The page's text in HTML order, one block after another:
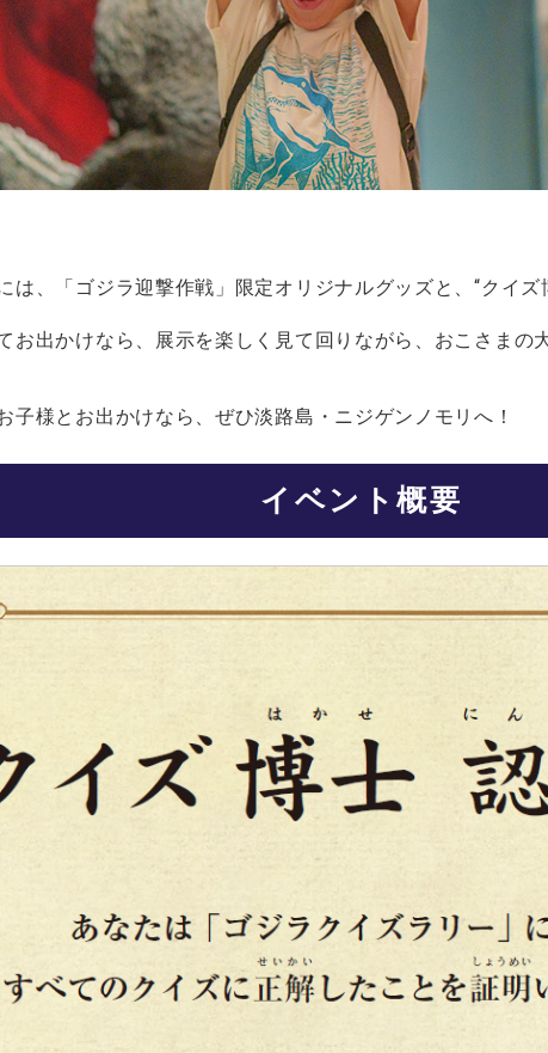
は、「ゴジラ迎撃作戦」限定オリジナルグッズと、“クイズ
お出かけなら、展示を楽しく見て回りながら、おこさまの
子様とお出かけなら、ぜひ淡路島・ニジゲンノモリへ！
イベント概要